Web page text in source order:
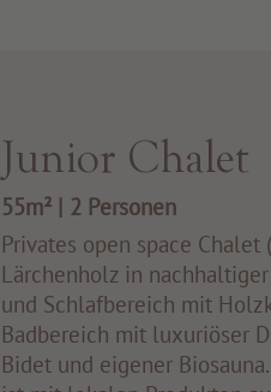
Junior Chalet
55m² | 2 Personen
Privates open space Chalet
Lärchenholz in
und Schlafbereich mit
Badbereich mit luxuriöser
Bidet und eigener